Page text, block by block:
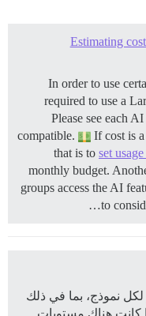
Estimating
In order to use
required to use a
Please see each
compatible.
If cost is
that is to set
monthly budget.
groups access the AI
to
نموذج، بما في ذلك